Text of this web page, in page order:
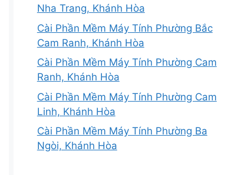
Nha Trang, Khánh Hòa
Cài Phần Mềm Máy Tính Phường Bắc
Cam Ranh, Khánh Hòa
Cài Phần Mềm Máy Tính Phường Cam
Ranh, Khánh Hòa
Cài Phần Mềm Máy Tính Phường Cam
Linh, Khánh Hòa
Cài Phần Mềm Máy Tính Phường Ba
Ngòi, Khánh Hòa